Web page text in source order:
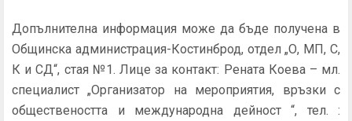
Допълнителна информация може да бъде получена в
Общинска администрация-Костинброд, отдел „О, МП, С,
К и СД“, стая №1. Лице за контакт: Рената Коева – мл.
специалист „Организатор на мероприятия, връзки с
обществеността и международна дейност “, тел. :